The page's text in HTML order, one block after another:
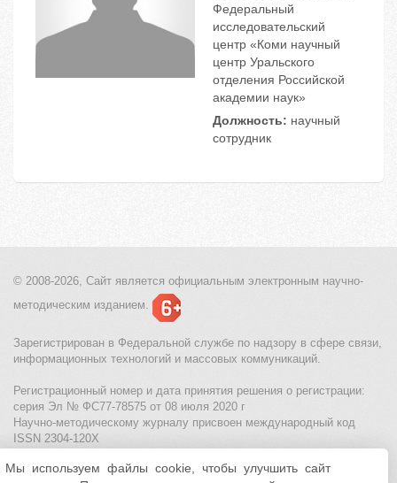
Федеральный
исследовательский
центр «Коми научный
центр Уральского
отделения Российской
академии наук»
Должность: научный
сотрудник
© 2008-2026, Сайт является официальным электронным научно-
методическим изданием.
Зарегистрирован в Федеральной службе по надзору в сфере связи,
информационных технологий и массовых коммуникаций.
Регистрационный номер и дата принятия решения о регистрации:
серия Эл № ФС77-78575 от 08 июля 2020 г
Научно-методическому журналу присвоен международный код
ISSN 2304-120X
МЦИТО|Школьные олимпиады и онлайн конкурсы для детей
Мы используем файлы cookie, чтобы улучшить сайт